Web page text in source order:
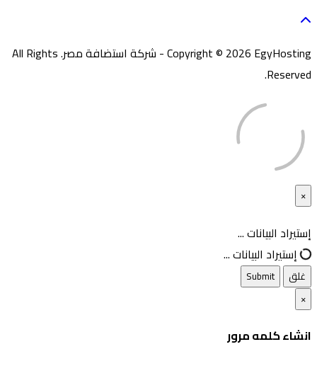
Copyright © 2026 EgyHosting - شركة استضافة مصر. All Rights
Reserved.
×
إستيراد البيانات ...
إستيراد البيانات ...
غلق
Submit
×
انشاء كلمه مرور